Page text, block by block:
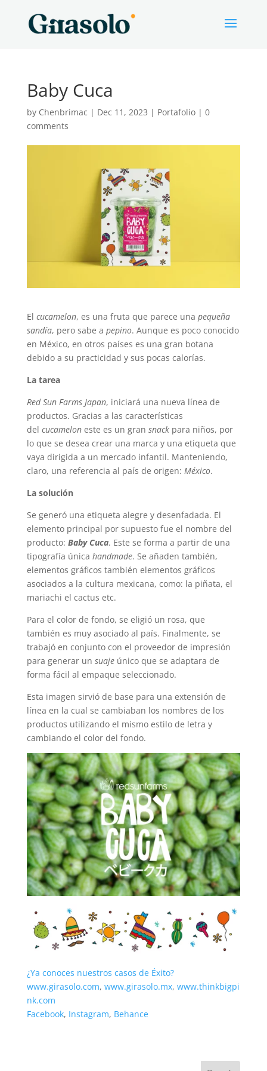
Baby Cuca
by Chenbrimac | Dec 11, 2023 | Portafolio| 0
comments
El cucamelon, es una fruta que parece una pequeña
sandía, pero sabe a pepino. Aunque es poco conocido
en México, en otros países es una gran botana
debido a su practicidad y sus pocas calorías.
La tarea
Red Sun Farms Japan, iniciará una nueva línea de
productos. Gracias a las características
del cucamelon este es un gran snack para niños, por
lo que se desea crear una marca y una etiqueta que
vaya dirigida a un mercado infantil. Manteniendo,
claro, una referencia al país de origen: México.
La solución
Se generó una etiqueta alegre y desenfadada. El
elemento principal por supuesto fue el nombre del
producto: Baby Cuca. Este se forma a partir de una
tipografía única handmade. Se añaden también,
elementos gráficos también elementos gráficos
asociados a la cultura mexicana, como: la piñata, el
mariachi el cactus etc.
Para el color de fondo, se eligió un rosa, que
también es muy asociado al país. Finalmente, se
trabajó en conjunto con el proveedor de impresión
para generar un suaje único que se adaptara de
forma fácil al empaque seleccionado.
Esta imagen sirvió de base para una extensión de
línea en la cual se cambiaban los nombres de los
productos utilizando el mismo estilo de letra y
cambiando el color del fondo.
¿Ya conoces nuestros casos de Éxito?
www.girasolo.com, www.girasolo.mx, www.thinkbigpi
nk.com
Facebook, Instagram, Behance